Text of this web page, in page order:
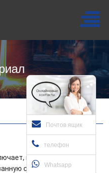
в частности, чугун,
сталь,
Почтов ящик
телефон
Whatsapp